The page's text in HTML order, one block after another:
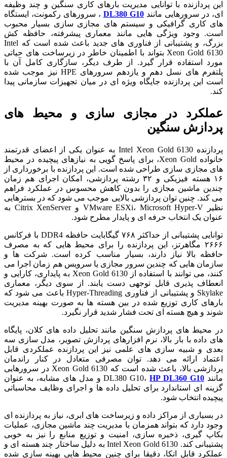
این پردازنده با توانایی مدیریت بارهای کاری سنگین و چند وظیفه
ای، در سرورهایی مانند DL380 G10 ، سرورهای رکمونت، ایستگاه
های کاری گرافیکی و سیستم های مجازی سازی بسیار محبوب
است. وجود ویژگی هایی مانند معماری پیشرفته، حافظه کش
بزرگ، و پشتیبانی از فناوری های جدید باعث شده است که Intel
Xeon Gold 6130 بتواند با اطمینان خاطر در زیرساخت های حیاتی
مورد استفاده قرار گیرد. از طرف دیگر، سازگاری کامل آن با
پلتفرم های نسل دهم و یازدهم سرورهای HPE نیز موجب شده
است این پردازنده جایگاه ویژه ای در میان تجهیزات سازمانی پیدا
کند.
عملکرد در مجازی سازی و محیط های
پردازش سنگین
پردازنده Intel Xeon Gold 6130 به عنوان یکی از اعضای قدرتمند
خانواده Xeon Gold، برای پاسخ گویی به نیازهای پیچیده در محیط
های مجازی سازی طراحی شده است. این پردازنده با برخورداری از
۱۶ هسته فیزیکی و ۳۲ رشته پردازشی، امکان اجرای هم زمان
چندین ماشین مجازی را بدون کاهش محسوس در عملکرد فراهم
می کند. چنین توان پردازشی بالایی موجب می شود که در بسترهایی
نظیر VMware ESXi، Microsoft Hyper-V و Citrix XenServer به
عنوان یک انتخاب حرفه ای و پایدار مطرح شود.
توانایی پشتیبانی از حداکثر ۷۶۸ گیگابایت حافظه DDR4 با فرکانس
۲۶۶۶ مگاهرتز، این پردازنده را برای محیط هایی که به مصرف
حافظه بالا نیاز دارند، بسیار مناسب کرده است. شرکت ها و
سازمان هایی که چندین سرور مجازی یا سرویس هم زمان اجرا می
کنند، می توانند با استفاده از Xeon Gold 6130 به پایداری، کارایی و
انعطاف پذیری قابل توجهی دست یابند. از سوی دیگر، معماری
Skylake و پشتیبانی از فناوری Hyper-Threading باعث می شود که
بارهای کاری توزیع شده در بین هسته ها به صورت بهینه مدیریت
شوند و هیچ هسته ای تحت فشار شدید قرار نگیرد.
در محیط های پردازش سنگین مانند تحلیل داده های کلان، پایگاه
های داده با بار بالا، نرم افزارهای پردازش تصویر، مدل سازی سه
بعدی و شبیه سازی های علمی نیز این پردازنده عملکردی قابل
اعتماد ارائه می دهد. توان مصرفی متعادل در کنار راندمان
پردازشی بالا، باعث شده است که Xeon Gold 6130 در سرورهایی
مانند DL380 G10، HP DL360 G10
و مدل های مشابه، به عنوان
گزینه ای استاندارد برای تحلیل داده ها و اجرای وظایف محاسباتی
پیچیده انتخاب شود.
در بسیاری از مراکز داده و زیرساخت های ابری، نیاز به پردازنده ای
وجود دارد که بتواند همزمان با مدیریت چند ماشین مجازی، عملیات
بکاپ گیری، ذخیره سازی، امنیت و توزیع منابع را نیز به خوبی
پشتیبانی کند. Intel Xeon Gold 6130 به دلیل ساختار چند هسته ای و
عملکرد قابل اتکا، دقیقا برای چنین محیط هایی بهینه سازی شده